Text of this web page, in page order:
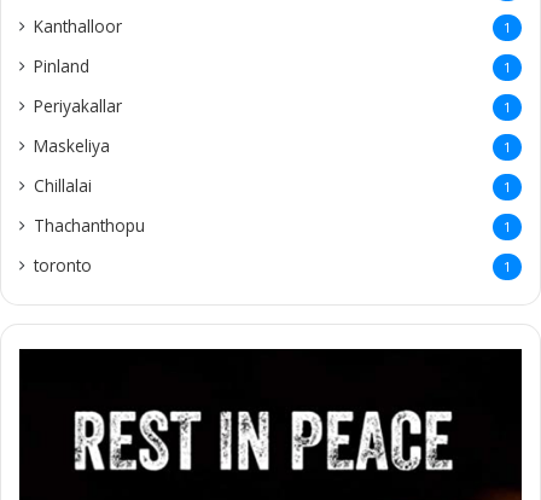
Kanthalloor 1
Pinland 1
Periyakallar 1
Maskeliya 1
Chillalai 1
Thachanthopu 1
toronto 1